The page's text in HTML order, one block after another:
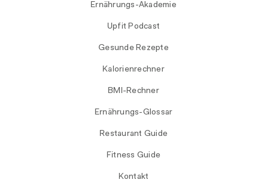
Ernährungs-Akademie
Upfit Podcast
Gesunde Rezepte
Kalorienrechner
BMI-Rechner
Ernährungs-Glossar
Restaurant Guide
Fitness Guide
Kontakt